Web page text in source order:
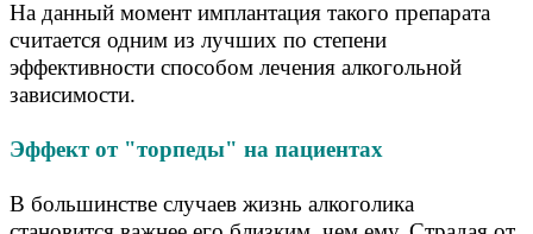
На данный момент имплантация такого препарата
считается одним из лучших по степени
эффективности способом лечения алкогольной
зависимости.
Эффект от "торпеды" на пациентах
В большинстве случаев жизнь алкоголика